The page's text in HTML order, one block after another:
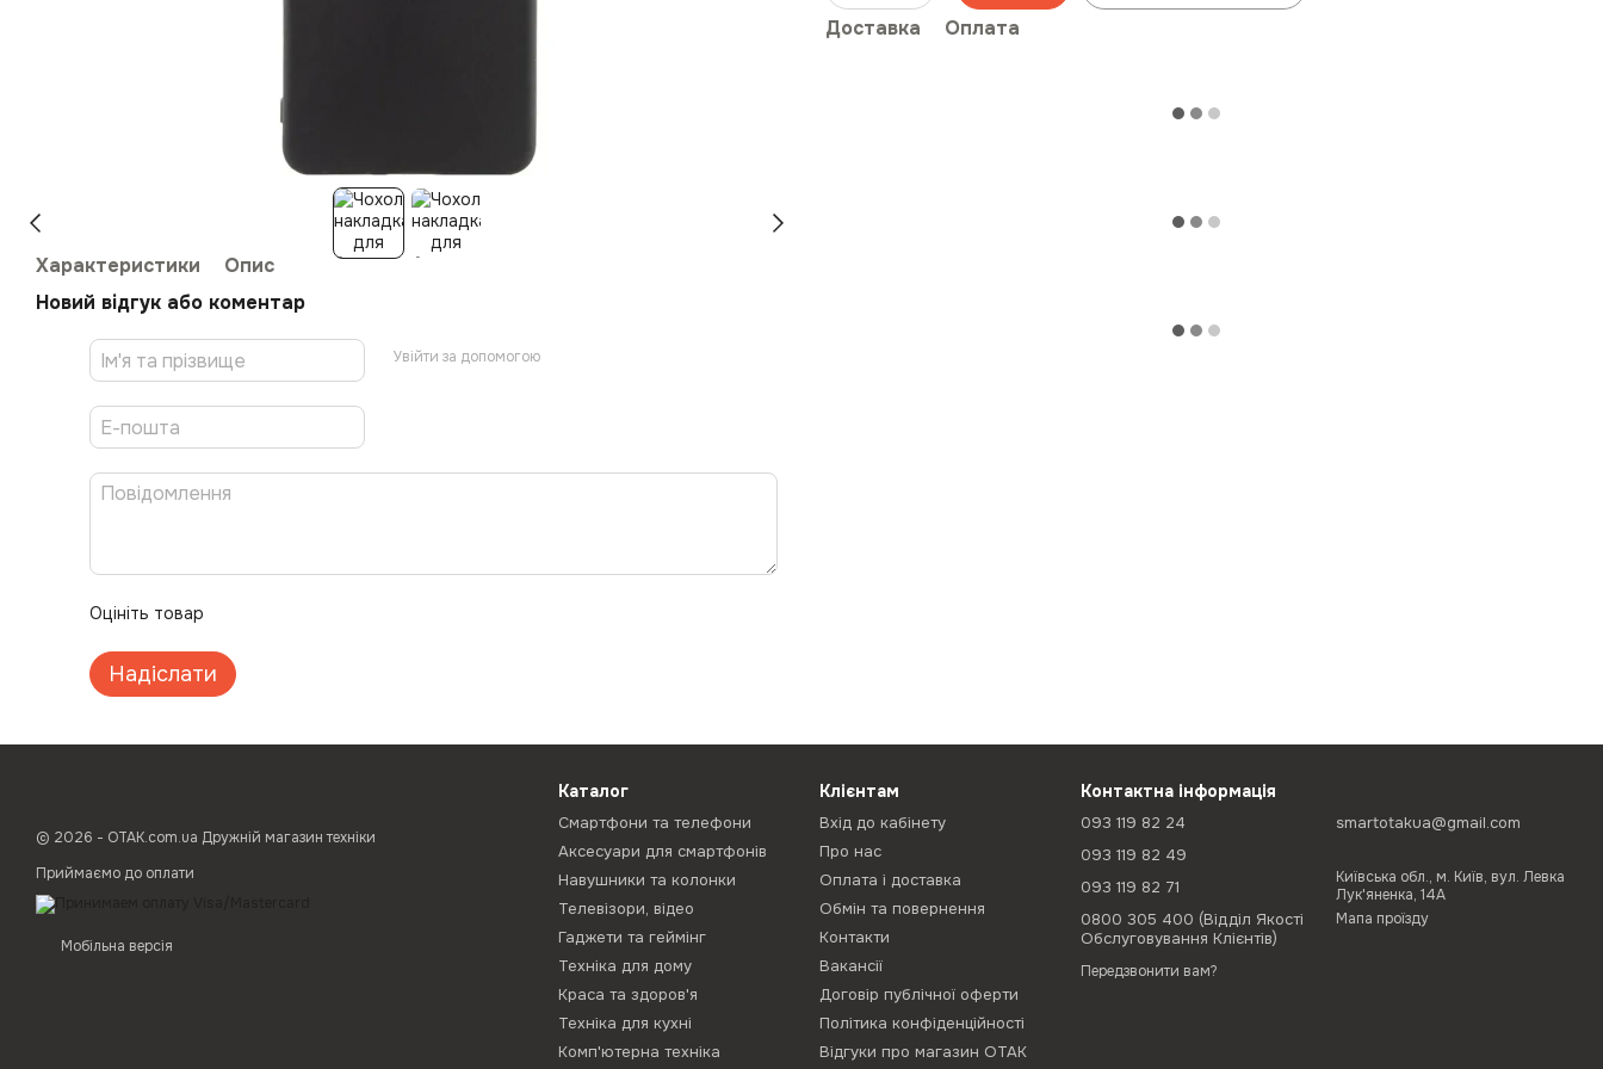
Характеристики
Опис
Новий відгук або коментар
Увійти за допомогою
Оцініть товар
Надіслати
Доставка Оплата
© 2026 - ОТАК.com.ua Дружній магазин техніки
Приймаємо до оплати
Мобільна версія
Каталог
Смартфони та телефони
Аксесуари для смартфонів
Навушники та колонки
Телевізори, відео
Гаджети та геймінг
Техніка для дому
Краса та здоров'я
Техніка для кухні
Комп'ютерна техніка
Клієнтам
Вхід до кабінету
Про нас
Оплата і доставка
Обмін та повернення
Контакти
Вакансії
Договір публічної оферти
Політика конфіденційності
Відгуки про магазин ОТАК
Контактна інформація
093 119 82 24
093 119 82 49
093 119 82 71
0800 305 400 (Відділ Якості
Обслуговування Клієнтів)
Передзвонити вам?
smartotakua@gmail.com
Київська обл., м. Київ, вул. Левка
Лук'яненка, 14А
Мапа проїзду